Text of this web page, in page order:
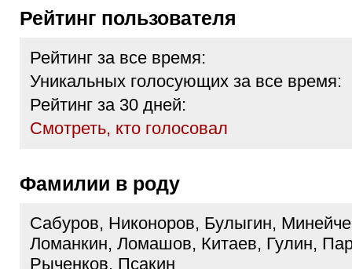
Рейтинг пользователя
Рейтинг за все время:
Уникальных голосующих за все время:
Рейтинг за 30 дней:
Cмотреть, кто голосовал
Фамилии в роду
Сабуров, Никоноров, Булыгин,
Ломанкин, Ломашов, Китаев, Гулин,
Рыченков, Псакин